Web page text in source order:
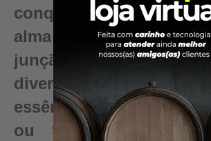
conquista algo
alma para sua bebida,
junção da nossa
diversidade de
essência e pureza do
ou fermentado.